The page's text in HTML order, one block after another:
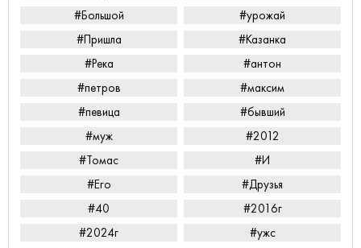
#Большой
#урожай
#Пришла
#Казанка
#Река
#антон
#петров
#максим
#певица
#бывший
#муж
#2012
#Томас
#И
#Его
#Друзья
#40
#2016г
#2024г
#ужс